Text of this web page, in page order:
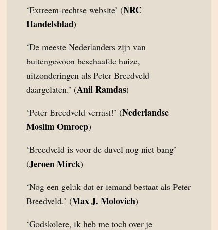
‘Extreem-rechtse website’ (NRC
Handelsblad)
‘De meeste Nederlanders zijn van
buitengewoon beschaafde huize,
uitzonderingen als Peter Breedveld
daargelaten.’ (Anil Ramdas)
‘Peter Breedveld verrast!’ (Nederlandse
Moslim Omroep)
‘Breedveld is voor de duvel nog niet bang’
(Jeroen Mirck)
‘Nog een geluk dat er iemand bestaat als Peter
Breedveld.’ (Max J. Molovich)
‘Godskolere, ik heb me toch over je